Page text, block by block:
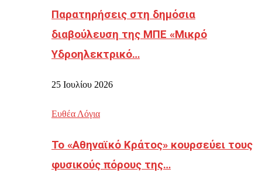
Παρατηρήσεις στη δημόσια
διαβούλευση της ΜΠΕ «Μικρό
Υδροηλεκτρικό…
25 Ιουλίου 2026
Ευθέα Λόγια
Το «Αθηναϊκό Κράτος» κουρσεύει τους
φυσικούς πόρους της…